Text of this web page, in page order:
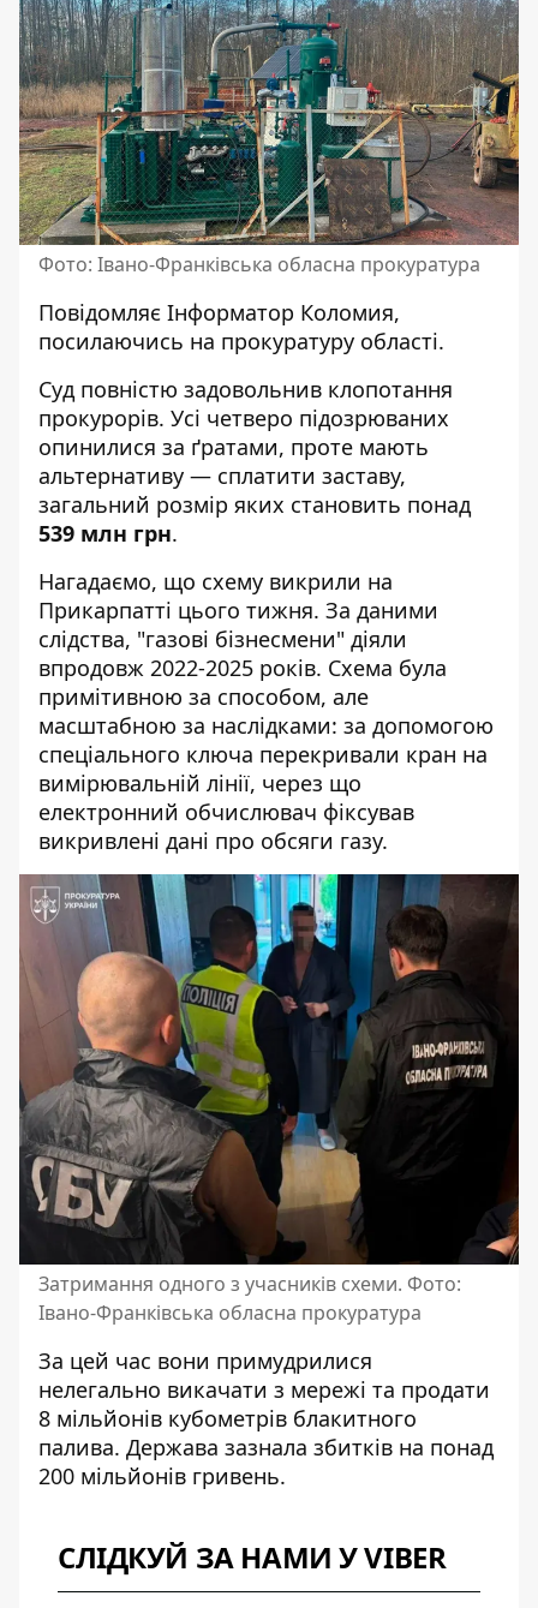
Фото: Івано-Франківська обласна прокуратура
Повідомляє Інформатор Коломия,
посилаючись на прокуратуру області.
Суд повністю задовольнив клопотання
прокурорів. Усі четверо підозрюваних
опинилися за ґратами, проте мають
альтернативу — сплатити заставу,
загальний розмір яких становить понад
539 млн грн.
Нагадаємо, що схему викрили на
Прикарпатті цього тижня. За даними
слідства, "газові бізнесмени" діяли
впродовж 2022-2025 років. Схема була
примітивною за способом, але
масштабною за наслідками: за допомогою
спеціального ключа перекривали кран на
вимірювальній лінії, через що
електронний обчислювач фіксував
викривлені дані про обсяги газу.
Затримання одного з учасників схеми. Фото:
Івано-Франківська обласна прокуратура
За цей час вони примудрилися
нелегально викачати з мережі та продати
8 мільйонів кубометрів блакитного
палива. Держава зазнала збитків на понад
200 мільйонів гривень.
СЛІДКУЙ ЗА НАМИ У VIBER